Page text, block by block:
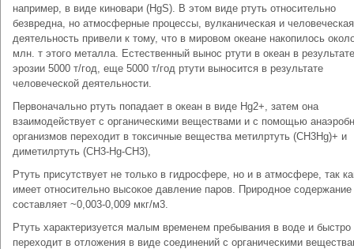
например, в виде киновари (НgS). В этом виде ртуть относительно
безвредна, но атмосферные процессы, вулканическая и человеческая
деятельность привели к тому, что в мировом океане накопилось
млн. т этого металла. Естественный вынос ртути в океан в результате
эрозии 5000 т/год, еще 5000 т/год ртути выносится в результате
человеческой деятельности.
Первоначально ртуть попадает в океан в виде Нg2+, затем она
взаимодействует с органическими веществами и с помощью
организмов переходит в токсичные вещества метилртуть (СН3Нg)+ и
диметилртуть (СН3-Нg-СН3),
Ртуть присутствует не только в гидросфере, но и в атмосфере, так
имеет относительно высокое давление паров. Природное содержание
составляет ~0,003-0,009 мкг/м3.
Ртуть характеризуется малым временем пребывания в воде и быстро
переходит в отложения в виде соединений с органическими